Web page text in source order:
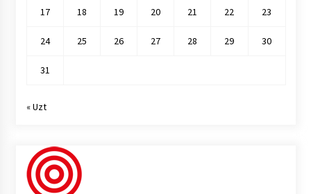
17 18 19 20 21 22 23
24 25 26 27 28 29 30
31
« Uzt